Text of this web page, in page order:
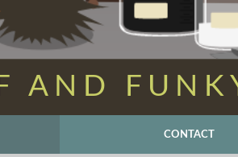
AND
CONTACT